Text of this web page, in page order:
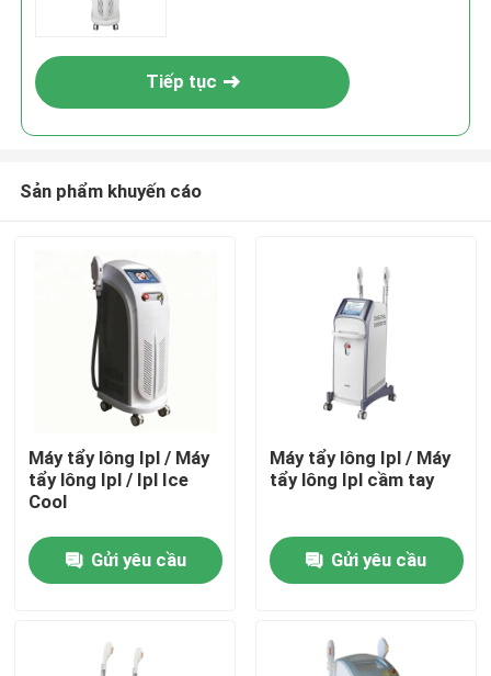
Nhà
Các sản phẩm
Tiếp tục
Sản phẩm khuyến cáo
Máy tẩy lông Ipl / Máy
tẩy lông Ipl / Ipl Ice
Cool
Gửi yêu cầu
Máy tẩy lông Ipl / Máy
tẩy lông Ipl cầm tay
Gửi yêu cầu